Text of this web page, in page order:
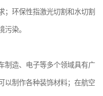
；环保性指激光切割和水切割
染。
制造、电子等多个领域具有广
以制作各种装饰材料；在航空